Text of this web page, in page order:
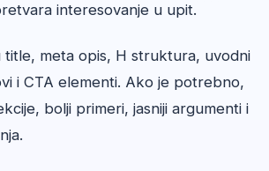
interesovanje u upit.
title, meta opis, H struktura, uvodni
i CTA elementi. Ako je potrebno,
bolji primeri, jasniji argumenti i